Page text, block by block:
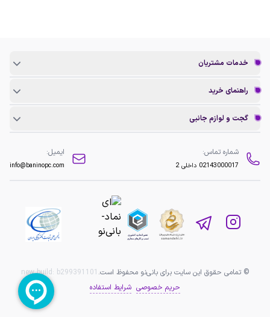
خدمات مشتریان
راهنمای خرید
گجت و لوازم جانبی
شماره تماس:
02143000017 داخلی 2
ایمیل:
info@baninopc.com
© تمامی حقوق این سایت برای بانی‌نو محفوظ است. new build: b299391101
حریم خصوصی شرایط استفاده